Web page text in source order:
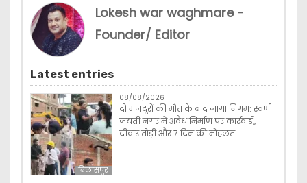
Lokesh war waghmare -
Founder/ Editor
Latest entries
बिलासपुर
08/08/2026
दो मजदूरों की मौत के बाद जागा निगम: स्वर्ण
जयंती नगर में अवैध निर्माण पर कार्रवाई,,
दीवार तोड़ी और 7 दिन की मोहलत…